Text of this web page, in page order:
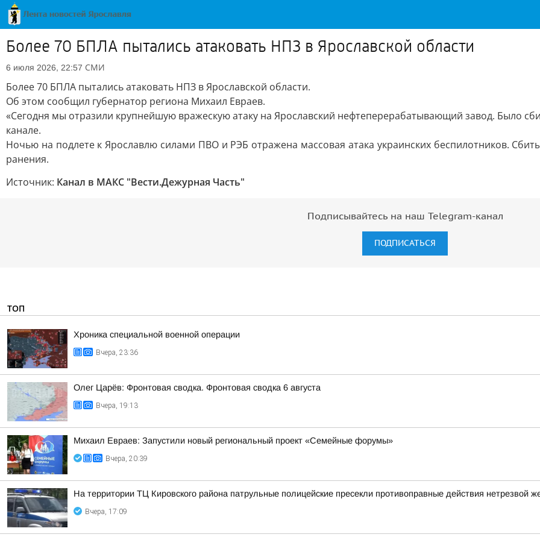
Более 70 БПЛА пытались атаковать НПЗ в Ярославской области
6 июля 2026, 22:57 СМИ
Более 70 БПЛА пытались атаковать НПЗ в Ярославской области.
Об этом сообщил губернатор региона Михаил Евраев.
«Сегодня мы отразили крупнейшую вражескую атаку на Ярославский нефтеперерабатывающий завод. Было
канале.
Ночью на подлете к Ярославлю силами ПВО и РЭБ отражена массовая атака украинских беспилотников.
ранения.
Источник: Канал в МАКС "Вести.Дежурная Часть"
Подписывайтесь на наш Telegram-канал
ПОДПИСАТЬСЯ
ТОП
Хроника специальной военной операции
Вчера, 23:36
Олег Царёв: Фронтовая сводка. Фронтовая сводка 6 августа
Вчера, 19:13
Михаил Евраев: Запустили новый региональный проект «Семейные форумы»
Вчера, 20:39
На территории ТЦ Кировского района патрульные полицейские пресекли противоправные действия нетрезвой
Вчера, 17:09